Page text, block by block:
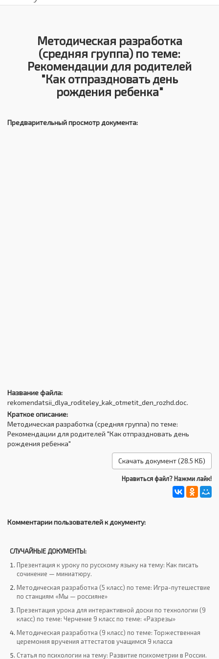
Методическая разработка
(средняя группа) по теме:
Рекомендации для родителей
"Как отпраздновать день
рождения ребенка"
Предварительный просмотр документа:
Название файла:
rekomendatsii_dlya_roditeley_kak_otmetit_den_rozhd.doc.
Краткое описание:
Методическая разработка (средняя группа) по теме:
Рекомендации для родителей "Как отпраздновать день
рождения ребенка"
Скачать документ (28.5 КБ)
Нравиться файл? Нажми лайк!
Комментарии пользователей к документу:
СЛУЧАЙНЫЕ ДОКУМЕНТЫ:
Презентация к уроку по русскому языку на тему: Как писать
сочинение — миниатюру.
Методическая разработка (5 класс) по теме: Игра-путешествие
по станциям «Мы — россияне»
Презентация урока для интерактивной доски по технологии (9
класс) по теме: Черчение 9 класс по теме: «Разрезы»
Методическая разработка (9 класс) по теме: Торжественная
церемония вручения аттестатов учащимся 9 класса
Статья по психологии на тему: Развитие психометрии в России.